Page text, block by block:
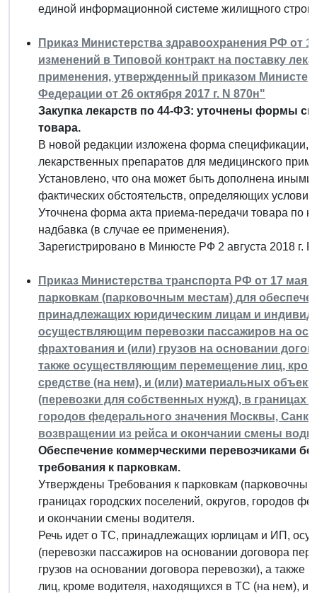
единой информационной системе жилищного
Приказ Министерства здравоохранения РФ от
изменений в Типовой контракт на поставку
применения, утвержденный приказом
Федерации от 26 октября 2017 г. N 870н"
Закупка лекарств по 44-ФЗ: уточнены формы
товара.
В новой редакции изложена форма спецификации,
лекарственных препаратов для медицинского
Установлено, что она может быть дополнена
фактических обстоятельств, определяющих
Уточнена форма акта приема-передачи товара по
надбавка (в случае ее применения).
Зарегистрировано в Минюсте РФ 2 августа 2018 г.
Приказ Министерства транспорта РФ от 17 мая
парковкам (парковочным местам) для
принадлежащих юридическим лицам и
осуществляющим перевозки пассажиров на
фрахтования и (или) грузов на основании
также осуществляющим перемещение лиц,
средстве (на нем), и (или) материальных
(перевозки для собственных нужд), в границах
городов федерального значения Москвы,
возвращении из рейса и окончании смены
Обеспечение коммерческими перевозчиками
требования к парковкам.
Утверждены Требования к парковкам
границах городских поселений, округов, городов
и окончании смены водителя.
Речь идет о ТС, принадлежащих юрлицам и ИП,
(перевозки пассажиров на основании договора
грузов на основании договора перевозки), а
лиц, кроме водителя, находящихся в ТС (на нем), и